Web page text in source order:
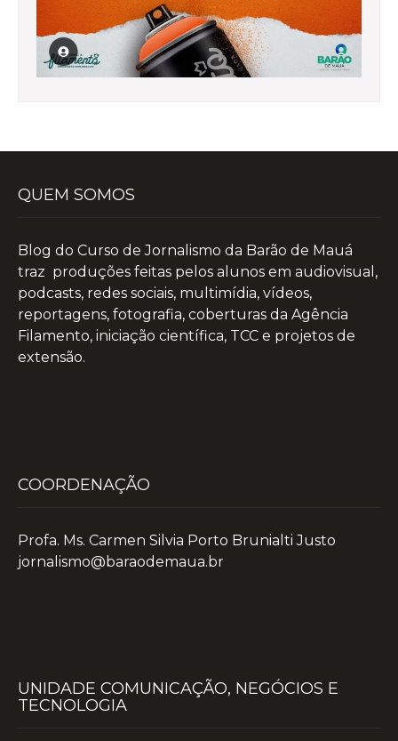
QUEM SOMOS
Blog do Curso de Jornalismo da Barão de Mauá
traz produções feitas pelos alunos em audiovisual,
podcasts, redes sociais, multimídia, vídeos,
reportagens, fotografia, coberturas da Agência
Filamento, iniciação científica, TCC e projetos de
extensão.
COORDENAÇÃO
Profa. Ms. Carmen Silvia Porto Brunialti Justo
jornalismo@baraodemaua.br
UNIDADE COMUNICAÇÃO, NEGÓCIOS E
TECNOLOGIA